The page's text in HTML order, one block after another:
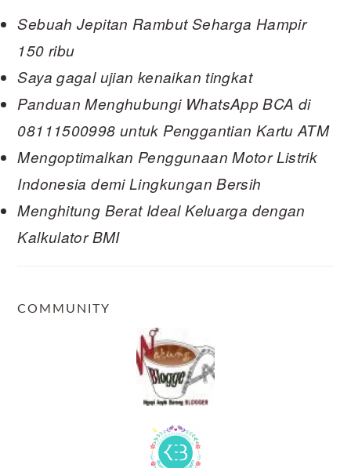
Sebuah Jepitan Rambut Seharga Hampir
150 ribu
Saya gagal ujian kenaikan tingkat
Panduan Menghubungi WhatsApp BCA di
08111500998 untuk Penggantian Kartu ATM
Mengoptimalkan Penggunaan Motor Listrik
Indonesia demi Lingkungan Bersih
Menghitung Berat Ideal Keluarga dengan
Kalkulator BMI
COMMUNITY